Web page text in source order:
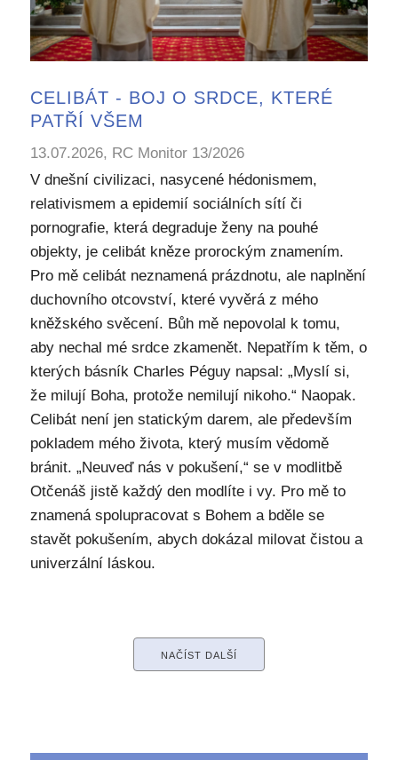
CELIBÁT - BOJ O SRDCE, KTERÉ
PATŘÍ VŠEM
13.07.2026, RC Monitor 13/2026
V dnešní civilizaci, nasycené hédonismem,
relativismem a epidemií sociálních sítí či
pornografie, která degraduje ženy na pouhé
objekty, je celibát kněze prorockým znamením.
Pro mě celibát neznamená prázdnotu, ale naplnění
duchovního otcovství, které vyvěrá z mého
kněžského svěcení. Bůh mě nepovolal k tomu,
aby nechal mé srdce zkamenět. Nepatřím k těm, o
kterých básník Charles Péguy napsal: „Myslí si,
že milují Boha, protože nemilují nikoho.“ Naopak.
Celibát není jen statickým darem, ale především
pokladem mého života, který musím vědomě
bránit. „Neuveď nás v pokušení,“ se v modlitbě
Otčenáš jistě každý den modlíte i vy. Pro mě to
znamená spolupracovat s Bohem a bděle se
stavět pokušením, abych dokázal milovat čistou a
univerzální láskou.
NAČÍST DALŠÍ